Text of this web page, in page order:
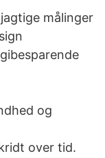
målinger
og
over tid.